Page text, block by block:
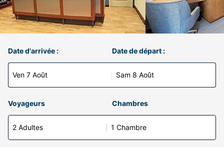
Date d'arrivée :
Ven 7 Août
Date de départ :
Sam 8 Août
Voyageurs Chambres
2 Adultes 1 Chambre